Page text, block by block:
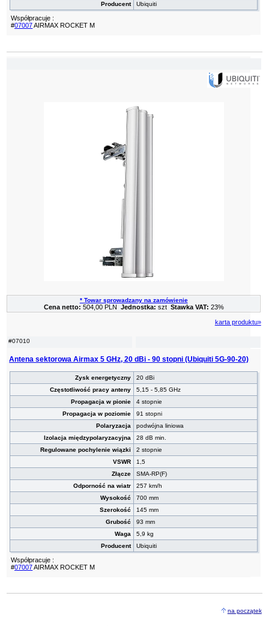
Producent
Ubiquiti
Współpracuje :
#07007AIRMAX ROCKET M
#07010
Antena sektorowa Airmax 5 GHz, 20 dBi - 90 stopni (Ubiquiti 5G-90-20)
Zysk energetyczny
20 dBi
Częstotliwość pracy anteny
5,15 - 5,85 GHz
Propagacja w pionie
4 stopnie
Propagacja w poziomie
91 stopni
Polaryzacja
podwójna liniowa
Izolacja międzypolaryzacyjna
28 dB min.
Regulowane pochylenie wiązki
2 stopnie
VSWR
1,5
Złącze
SMA-RP(F)
Odporność na wiatr
257 km/h
Wysokość
700 mm
Szerokość
145 mm
Grubość
93 mm
Waga
5,9 kg
Producent
Ubiquiti
Współpracuje :
#07007AIRMAX ROCKET M
* Towar sprowadzany na zamówienie
Cena netto: 504,00 PLN Jednostka: szt Stawka VAT: 23%
karta produktu»
na początek